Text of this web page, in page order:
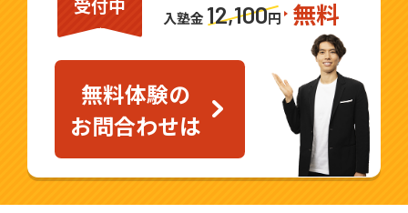
入塾金 12,100円 無料
無料体験の
お問合わせは